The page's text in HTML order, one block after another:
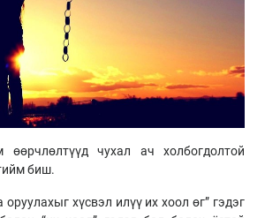
чухал ач холбогдолтой
биш.
хүсвэл илүү их хоол өг” гэдэг